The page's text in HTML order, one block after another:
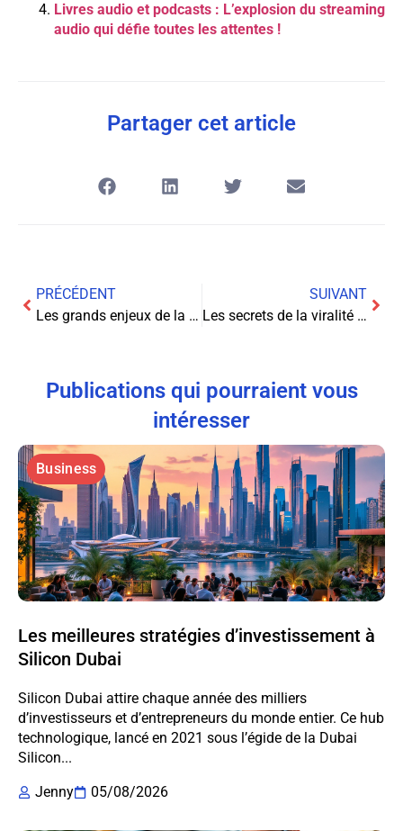
Livres audio et podcasts : L’explosion du streaming
audio qui défie toutes les attentes !
Partager cet article
PRÉCÉDENT
Les grands enjeux de la cybersécurité: un aperçu complet
SUIVANT
Les secrets de la viralité en ligne dévoilés : boostez votre visibilité comme jamais auparavant
Publications qui pourraient vous
intéresser
Business
Les meilleures stratégies d’investissement à
Silicon Dubai
Silicon Dubai attire chaque année des milliers
d’investisseurs et d’entrepreneurs du monde entier. Ce hub
technologique, lancé en 2021 sous l’égide de la Dubai
Silicon...
Jenny
05/08/2026